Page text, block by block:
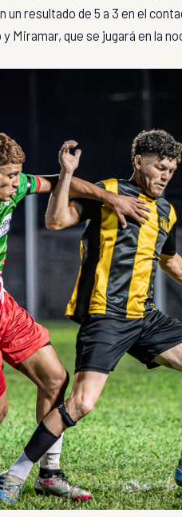
resultado de 5 a 3 en el
Miramar, que se jugará en la